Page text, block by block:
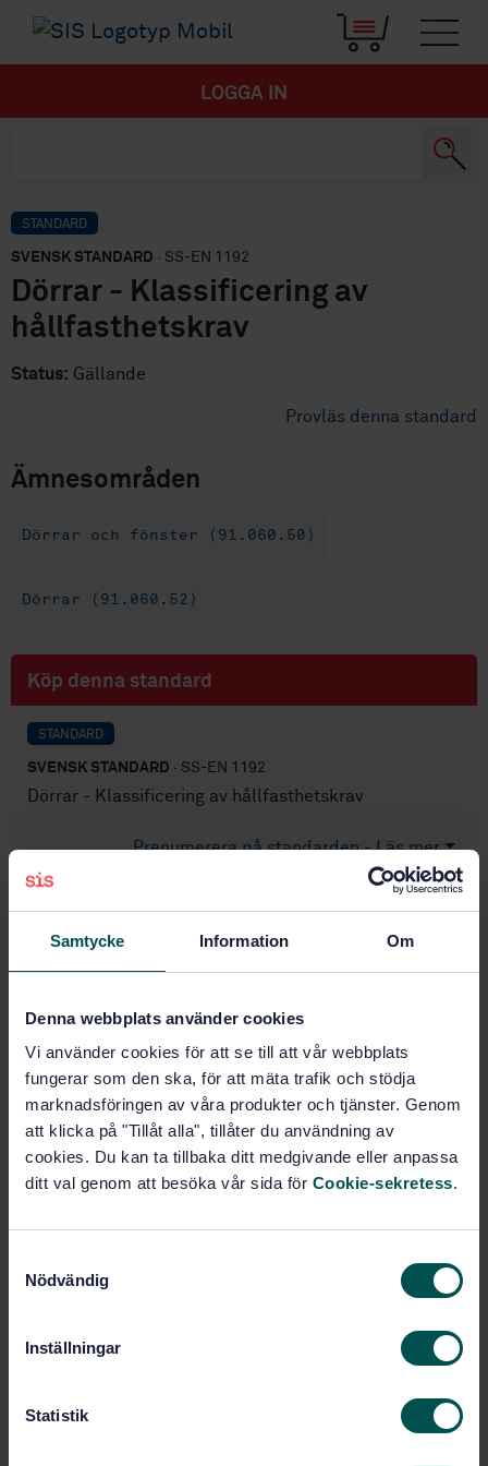
Samtycke Information Om
Denna webbplats använder cookies
Vi använder cookies för att se till att vår webbplats
fungerar som den ska, för att mäta trafik och stödja
marknadsföringen av våra produkter och tjänster. Genom
att klicka på "Tillåt alla", tillåter du användning av
cookies. Du kan ta tillbaka ditt medgivande eller anpassa
ditt val genom att besöka vår sida för Cookie-sekretess.
Nödvändig
Inställningar
Statistik
LOGGA IN
STANDARD
SVENSK STANDARD · SS-EN 1192
Dörrar - Klassificering av
hållfasthetskrav
Status: Gällande
Provläs denna standard
Ämnesområden
Dörrar och fönster (91.060.50)
Dörrar (91.060.52)
Köp denna standard
STANDARD
SVENSK STANDARD · SS-EN 1192
Dörrar - Klassificering av hållfasthetskrav
Prenumerera på standarden - Läs mer
Pris:687 SEK
Produktinformation
Språk: Engelska
Framtagen av:
Fönster, dörrar, portar,
glasfasader och bygglas, SIS/TK 179
strength requirements
1
Antal sidor: